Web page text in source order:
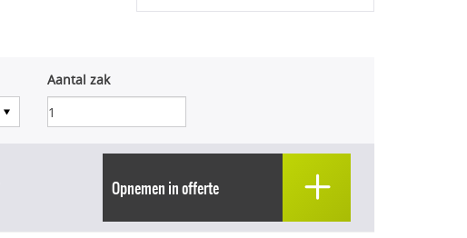
Aantal zak
Opnemen in offerte